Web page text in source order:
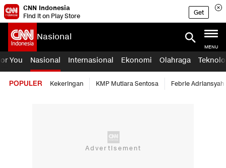
CNN Indonesia
Find it on Play Store
Get
Nasional
MENU
You Nasional Internasional Ekonomi Olahraga
POPULER Kekeringan KMP Mutiara Sentosa Febrie Adriansyah